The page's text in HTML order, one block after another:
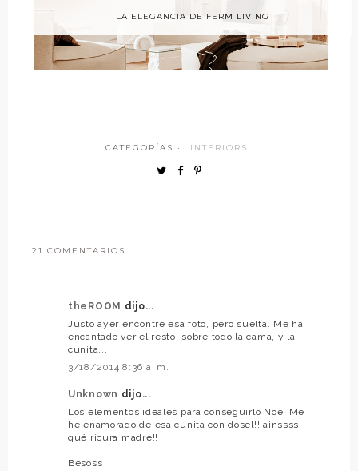
LA ELEGANCIA DE FERM LIVING
CATEGORÍAS · INTERIORS
21 COMENTARIOS
theROOM dijo...
Justo ayer encontré esa foto, pero suelta. Me ha
encantado ver el resto, sobre todo la cama, y la
cunita...
3/18/2014 8:36 a. m.
Unknown dijo...
Los elementos ideales para conseguirlo Noe. Me
he enamorado de esa cunita con dosel!! ainssss
qué ricura madre!!
Besoss